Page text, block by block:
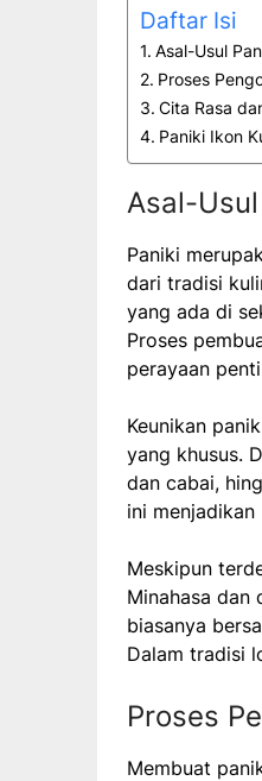
Daftar Isi
Asal-Usul
Proses
Cita Rasa
Paniki Ikon
Asal-
Paniki
dari tradisi
yang ada di
Proses
perayaan
Keunikan
yang khusus.
dan cabai,
ini
Meskipun
Minahasa dan
biasanya
Dalam tradisi
Proses
Membuat